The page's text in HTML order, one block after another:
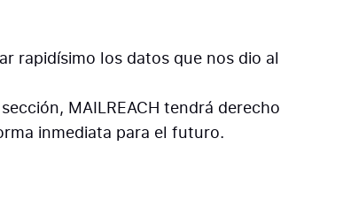
rapidísimo los datos que nos dio al
MAILREACH tendrá derecho
inmediata para el futuro.